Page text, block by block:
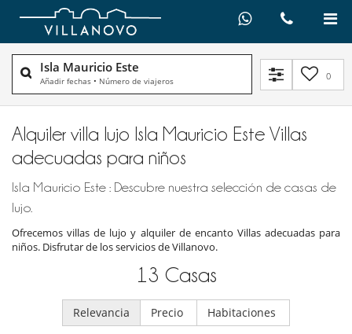
Isla Mauricio Este
Añadir fechas • Número de viajeros 0
Alquiler villa lujo Isla Mauricio Este Villas
adecuadas para niños
Isla Mauricio Este : Descubre nuestra selección de casas de
lujo.
Ofrecemos villas de lujo y alquiler de encanto Villas adecuadas para
niños. Disfrutar de los servicios de Villanovo.
13 Casas
Relevancia Precio Habitaciones